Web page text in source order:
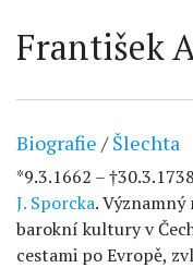
František
Biografie /Šlechta
*9.3.1662 –
J. Sporcka.
barokní kultury v
cestami po Evropě,